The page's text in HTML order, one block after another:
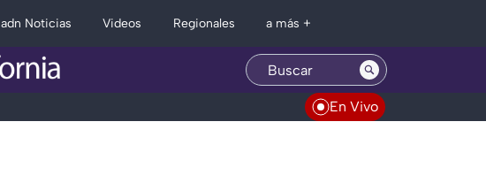
adn Noticias Videos Regionales a más +
En Vivo